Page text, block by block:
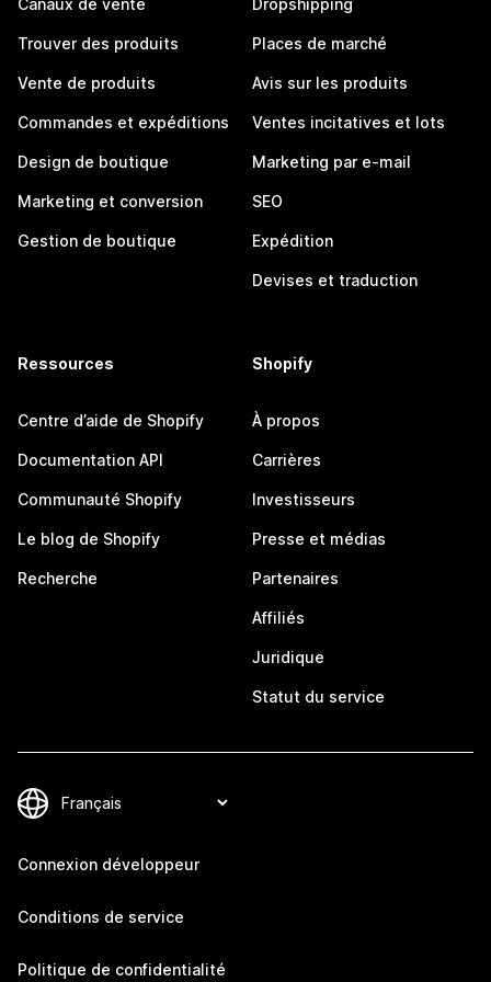
Canaux de vente
Trouver des produits
Vente de produits
Commandes et expéditions
Design de boutique
Marketing et conversion
Gestion de boutique
Dropshipping
Places de marché
Avis sur les produits
Ventes incitatives et lots
Marketing par e-mail
SEO
Expédition
Devises et traduction
Ressources
Centre d’aide de Shopify
Documentation API
Communauté Shopify
Le blog de Shopify
Recherche
Shopify
À propos
Carrières
Investisseurs
Presse et médias
Partenaires
Affiliés
Juridique
Statut du service
Connexion développeur
Conditions de service
Politique de confidentialité